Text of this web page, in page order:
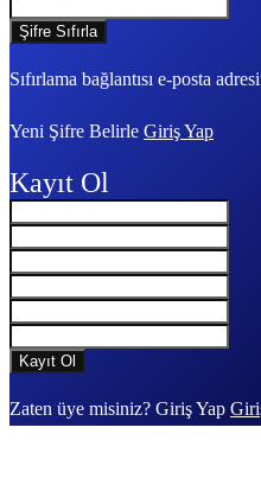
Sıfırlama bağlantısı e-posta
Yeni Şifre Belirle Giriş Yap
Kayıt Ol
Zaten üye misiniz? Giriş Yap